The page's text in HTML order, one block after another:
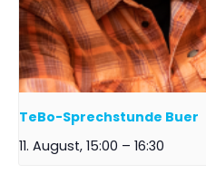
TeBo-Sprechstunde Buer
11. August, 15:00 – 16:30